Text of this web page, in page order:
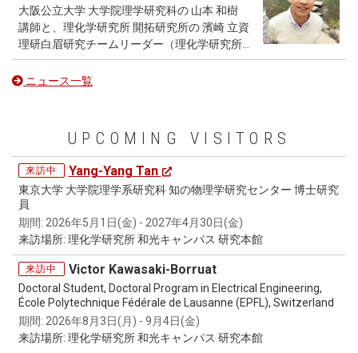
microscopic details. The new challenge
addressed is its extension to 2D Conformal
Field Theories and their holographically dual
3D quantum gravity via the AdS₃/CFT₂
correspondence. In the AdS₃/CFT₂
theory on its boundary. The key difference is
modular invariance, a symmetry stating that
a theory on a 2D torus is invariant under
modular transformations, which imposes
stringent constraints and a rigid
mathematical structure, seemingly
incompatible with quantum chaos and
random matrix theory. Building on the 2023
work of Di Ubaldo and Perlmutter,
“AdS₃/RMT₂ duality”, the researchers
developed a general, nonperturbative
framework called RMT₂ that uplifts the
correlations of any random matrix model into
The Falling Walls Lab is an international pitch
and science-communication competition
hosted by the Falling Walls Foundation, a
Berlin-based non-profit founded in 2009 on
the twentieth anniversary of the fall of the
society — and works to make breakthrough
ideas accessible across borders and
disciplines. Open to students and early-career
professionals of all disciplines and
nationalities, the Lab invites participants to
pitch their research, business model, or
innovative idea in just three minutes, in front
of their peers and a jury from academia and
business. Academic institutions around the
world are invited to host their own Falling
Walls Lab and send their winners to the Falling
Walls Lab Finale in Berlin, where the Finalists
compete for the title of Breakthrough Winner
大阪公立大学 大学院理学研究科の 山本 和樹
講師と、理化学研究所 開拓研究所の 濱崎 立資
理研白眉研究チームリーダー（理化学研究所
数理創造研究センター 上級研究員）は、多数
の原子からなる量子多体系を連続的に測定し
子の検出回数は標準的なゆらぎを示す一方
で、測定が強い場合には、通常よりも大きな
「異常ゆらぎ」が現れることを発見しまし
た。 詳細は大阪公立大学のホームぺ―ジをご
覧ください。
ニュース一覧
UPCOMING VISITORS
来訪中 Yang-Yang Tan
東京大学 大学院理学系研究科 知の物理学研究センター 博士研究
員
期間: 2026年5月1日(金) - 2027年4月30日(金)
来訪場所: 理化学研究所 和光キャンパス 研究本館
来訪中 Victor Kawasaki-Borruat
Doctoral Student, Doctoral Program in Electrical Engineering,
École Polytechnique Fédérale de Lausanne (EPFL), Switzerland
期間: 2026年8月3日(月) - 9月4日(金)
来訪場所: 理化学研究所 和光キャンパス 研究本館